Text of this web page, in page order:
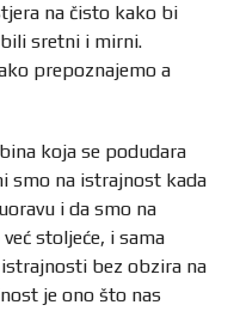
na čisto kako bi
sretni i mirni.
prepoznajemo a
koja se podudara
smo na istrajnost kada
i da smo na
stoljeće, i sama
bez obzira na
je ono što nas